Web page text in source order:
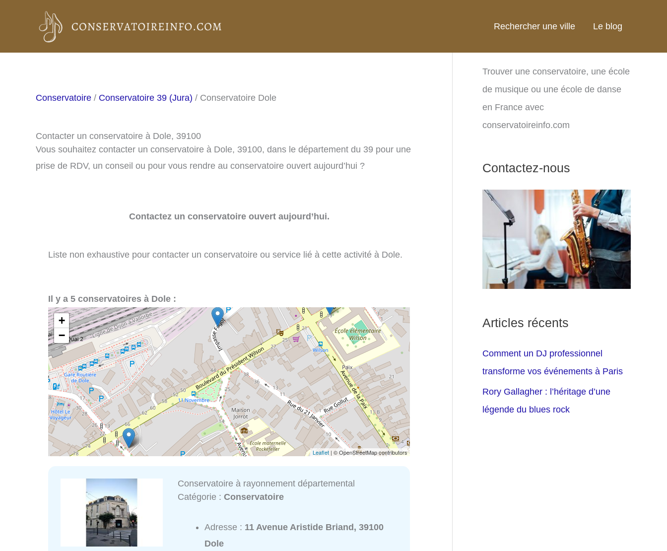
Rechercher une ville Le blog
Conservatoire / Conservatoire 39 (Jura) / Conservatoire Dole
Contacter un conservatoire à Dole, 39100
Vous souhaitez contacter un conservatoire à Dole, 39100, dans le département du 39 pour une
prise de RDV, un conseil ou pour vous rendre au conservatoire ouvert aujourd’hui ?
Contactez un conservatoire ouvert aujourd’hui.
Liste non exhaustive pour contacter un conservatoire ou service lié à cette activité à Dole.
Il y a 5 conservatoires à Dole :
+
−
Leaflet | © OpenStreetMap contributors
Conservatoire à rayonnement départemental
Catégorie :Conservatoire
Adresse : 11 Avenue Aristide Briand, 39100
Dole
Trouver une conservatoire, une école
de musique ou une école de danse
en France avec
conservatoireinfo.com
Contactez-nous
Articles récents
Comment un DJ professionnel
transforme vos événements à Paris
Rory Gallagher : l’héritage d’une
légende du blues rock